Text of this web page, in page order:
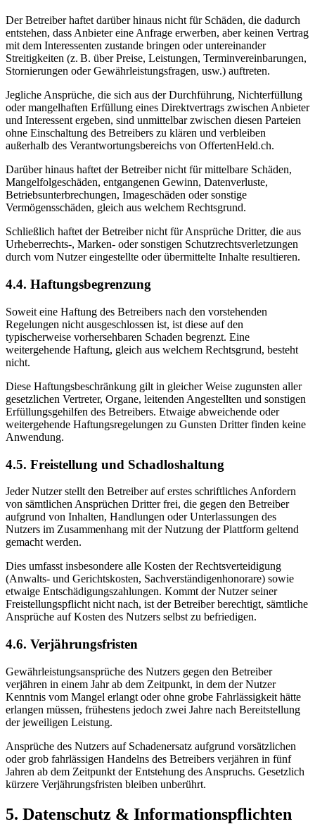
Der Betreiber haftet darüber hinaus nicht für Schäden, die dadurch
entstehen, dass Anbieter eine Anfrage erwerben, aber keinen Vertrag
mit dem Interessenten zustande bringen oder untereinander
Streitigkeiten (z. B. über Preise, Leistungen, Terminvereinbarungen,
Stornierungen oder Gewährleistungsfragen, usw.) auftreten.
Jegliche Ansprüche, die sich aus der Durchführung, Nichterfüllung
oder mangelhaften Erfüllung eines Direktvertrags zwischen Anbieter
und Interessent ergeben, sind unmittelbar zwischen diesen Parteien
ohne Einschaltung des Betreibers zu klären und verbleiben
außerhalb des Verantwortungsbereichs von OffertenHeld.ch.
Darüber hinaus haftet der Betreiber nicht für mittelbare Schäden,
Mangelfolgeschäden, entgangenen Gewinn, Datenverluste,
Betriebsunterbrechungen, Imageschäden oder sonstige
Vermögensschäden, gleich aus welchem Rechtsgrund.
Schließlich haftet der Betreiber nicht für Ansprüche Dritter, die aus
Urheberrechts-, Marken- oder sonstigen Schutzrechtsverletzungen
durch vom Nutzer eingestellte oder übermittelte Inhalte resultieren.
4.4. Haftungsbegrenzung
Soweit eine Haftung des Betreibers nach den vorstehenden
Regelungen nicht ausgeschlossen ist, ist diese auf den
typischerweise vorhersehbaren Schaden begrenzt. Eine
weitergehende Haftung, gleich aus welchem Rechtsgrund, besteht
nicht.
Diese Haftungsbeschränkung gilt in gleicher Weise zugunsten aller
gesetzlichen Vertreter, Organe, leitenden Angestellten und sonstigen
Erfüllungsgehilfen des Betreibers. Etwaige abweichende oder
weitergehende Haftungsregelungen zu Gunsten Dritter finden keine
Anwendung.
4.5. Freistellung und Schadloshaltung
Jeder Nutzer stellt den Betreiber auf erstes schriftliches Anfordern
von sämtlichen Ansprüchen Dritter frei, die gegen den Betreiber
aufgrund von Inhalten, Handlungen oder Unterlassungen des
Nutzers im Zusammenhang mit der Nutzung der Plattform geltend
gemacht werden.
Dies umfasst insbesondere alle Kosten der Rechtsverteidigung
(Anwalts- und Gerichtskosten, Sachverständigenhonorare) sowie
etwaige Entschädigungszahlungen. Kommt der Nutzer seiner
Freistellungspflicht nicht nach, ist der Betreiber berechtigt, sämtliche
Ansprüche auf Kosten des Nutzers selbst zu befriedigen.
4.6. Verjährungsfristen
Gewährleistungsansprüche des Nutzers gegen den Betreiber
verjähren in einem Jahr ab dem Zeitpunkt, in dem der Nutzer
Kenntnis vom Mangel erlangt oder ohne grobe Fahrlässigkeit hätte
erlangen müssen, frühestens jedoch zwei Jahre nach Bereitstellung
der jeweiligen Leistung.
Ansprüche des Nutzers auf Schadenersatz aufgrund vorsätzlichen
oder grob fahrlässigen Handelns des Betreibers verjähren in fünf
Jahren ab dem Zeitpunkt der Entstehung des Anspruchs. Gesetzlich
kürzere Verjährungsfristen bleiben unberührt.
5. Datenschutz & Informationspflichten